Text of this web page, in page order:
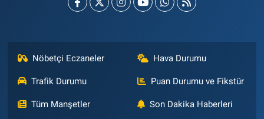
Nöbetçi Eczaneler Hava Durumu
Trafik Durumu Puan Durumu ve Fikstür
Tüm Manşetler Son Dakika Haberleri